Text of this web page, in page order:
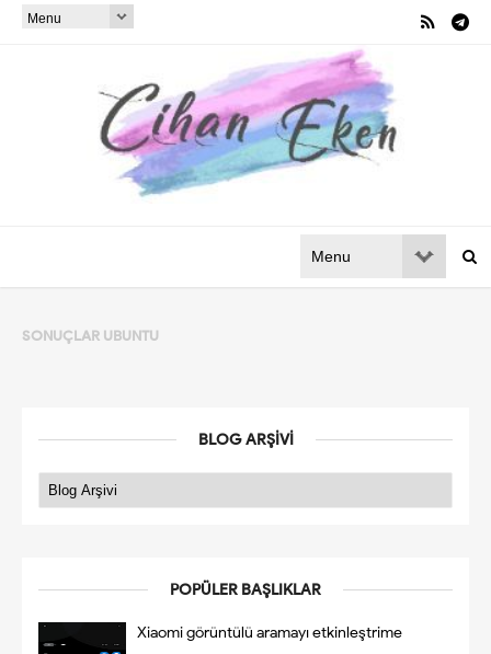
SONUÇLAR UBUNTU
BLOG ARŞIVI
POPÜLER BAŞLIKLAR
Xiaomi görüntülü aramayı etkinleştrime